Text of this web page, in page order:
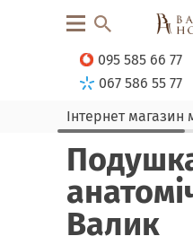
095 585 66 77
067 586 55 77
Інтернет магазин
Валик